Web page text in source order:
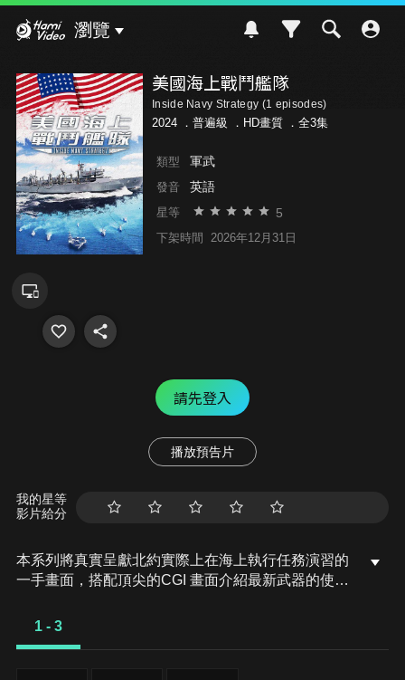
瀏覽
美國海上戰鬥艦隊
Inside Navy Strategy (1 episodes)
2024 ． 普遍級 ．HD畫質 ．全3集
類型 軍武
發音 英語
星等 5
下架時間 2026年12月31日
請先登入
播放預告片
我的星等
影片給分
本系列將真實呈獻北約實際上在海上執行任務演習的
一手畫面，搭配頂尖的CGI 畫面介紹最新武器的使用
後的策略演習。系列還將解密從未公開過的罕見資
1 - 3